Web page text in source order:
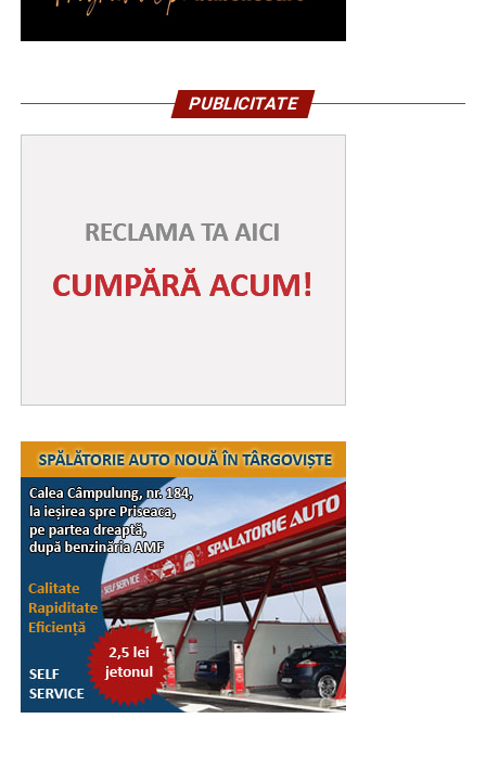
PUBLICITATE